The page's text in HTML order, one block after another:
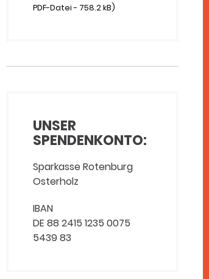
PDF-Datei - 758.2 kB)
UNSER
SPENDENKONTO:
Sparkasse Rotenburg
Osterholz
IBAN
DE 88 2415 1235 0075
5439 83